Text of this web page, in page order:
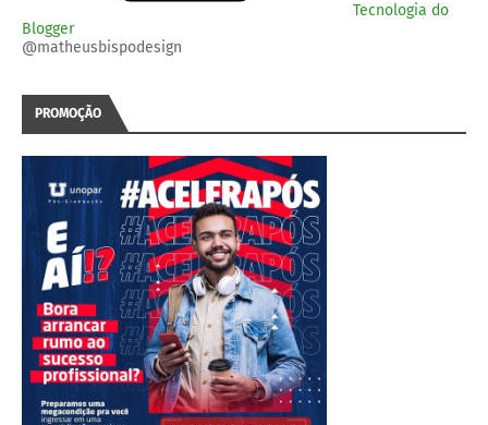
Tecnologia do
Blogger
@matheusbispodesign
PROMOÇÃO